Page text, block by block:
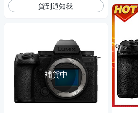
貨到通知我
補貨中